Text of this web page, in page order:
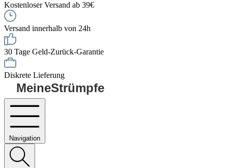
Kostenloser Versand ab 39€
Versand innerhalb von 24h
30 Tage Geld-Zurück-Garantie
Diskrete Lieferung
MeineStrümpfe
Navigation